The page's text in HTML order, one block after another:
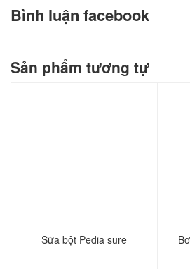
Bình luận facebook
Sản phẩm tương tự
Sữa bột Pedia sure